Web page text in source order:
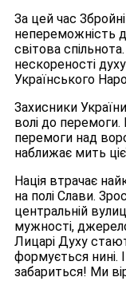
За цей час
непереможність
світова
нескореності
Українського
Захисники
волі до перемоги.
перемоги над
наближає мить
Нація втрачає
на полі Слави.
центральній
мужності,
Лицарі Духу
формується нині.
забариться! Ми